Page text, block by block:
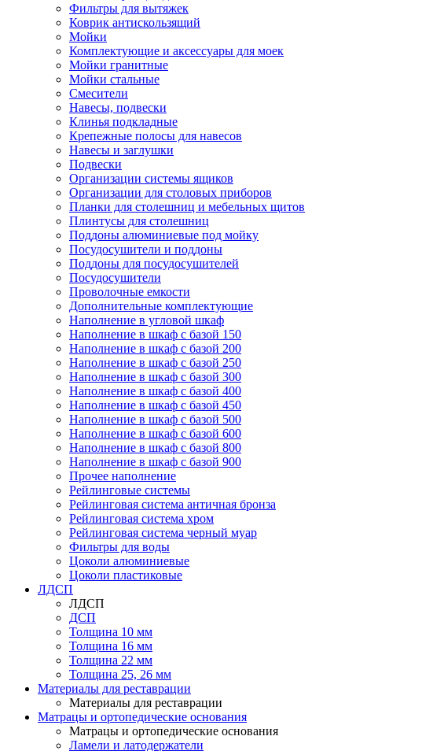
Фильтры для вытяжек
Коврик антискользящий
Мойки
Комплектующие и аксессуары для моек
Мойки гранитные
Мойки стальные
Смесители
Навесы, подвески
Клинья подкладные
Крепежные полосы для навесов
Навесы и заглушки
Подвески
Организации системы ящиков
Организации для столовых приборов
Планки для столешниц и мебельных щитов
Плинтусы для столешниц
Поддоны алюминиевые под мойку
Посудосушители и поддоны
Поддоны для посудосушителей
Посудосушители
Проволочные емкости
Дополнительные комплектующие
Наполнение в угловой шкаф
Наполнение в шкаф с базой 150
Наполнение в шкаф с базой 200
Наполнение в шкаф с базой 250
Наполнение в шкаф с базой 300
Наполнение в шкаф с базой 400
Наполнение в шкаф с базой 450
Наполнение в шкаф с базой 500
Наполнение в шкаф с базой 600
Наполнение в шкаф с базой 800
Наполнение в шкаф с базой 900
Прочее наполнение
Рейлинговые системы
Рейлинговая система античная бронза
Рейлинговая система хром
Рейлинговая система черный муар
Фильтры для воды
Цоколи алюминиевые
Цоколи пластиковые
ЛДСП
ЛДСП
ДСП
Толщина 10 мм
Толщина 16 мм
Толщина 22 мм
Толщина 25, 26 мм
Материалы для реставрации
Материалы для реставрации
Матрацы и ортопедические основания
Матрацы и ортопедические основания
Ламели и латодержатели